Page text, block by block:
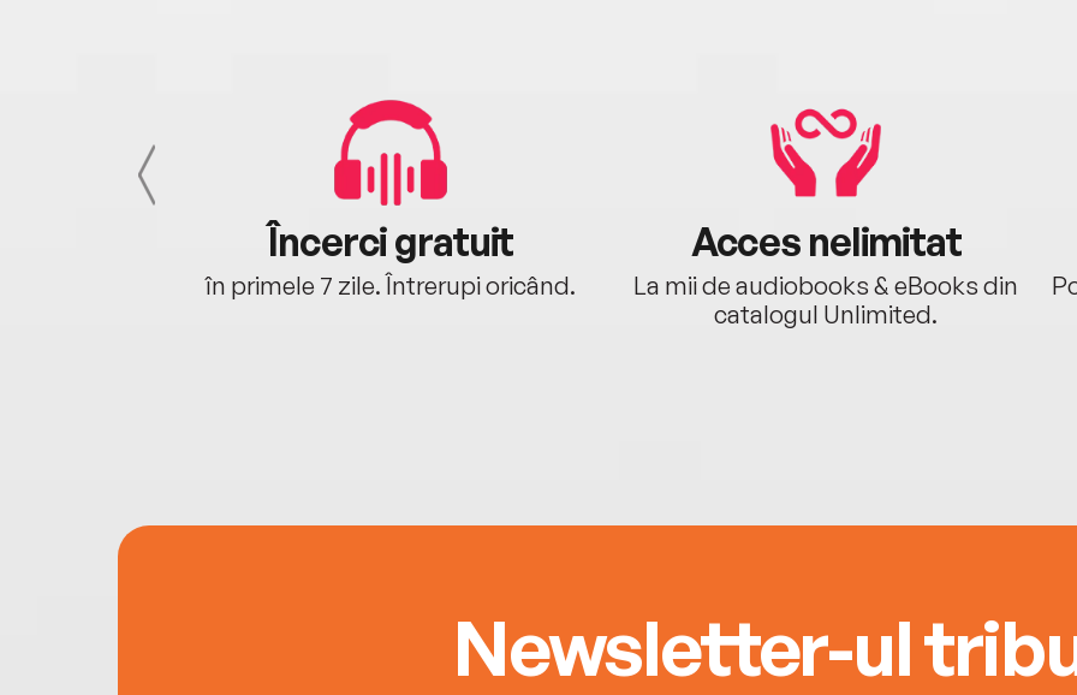
Încerci gratuit
în primele 7 zile. Întrerupi oricând.
Acces nelimitat
La mii de audiobooks & eBooks din
catalogul Unlimited.
Newsletter-ul